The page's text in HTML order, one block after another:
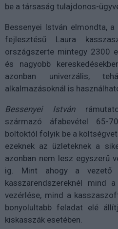
be a társaság tulajdonos-
Bessenyei István elmondta,
fejlesztésű Laura
országszerte mintegy 2300
és nagyobb
azonban univerzális,
alkalmazásoknál is
Bessenyei István
származó áfabevétel 65-
boltoktól folyik be a
ezeknek az üzleteknek a
azonban nem lesz egyszerű
ig. Mint ahogy a vezető
kasszarendszereknél mind
vezérlése, mind a
bonyolultabb feladat elé
kiskasszák esetében.